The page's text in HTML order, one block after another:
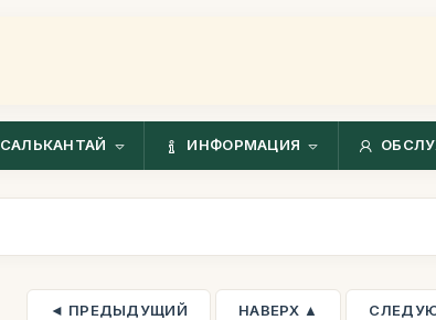
САЛЬКАНТАЙ ИНФОРМАЦИЯ
◄ ПРЕДЫДУЩИЙ НАВЕРХ ▲